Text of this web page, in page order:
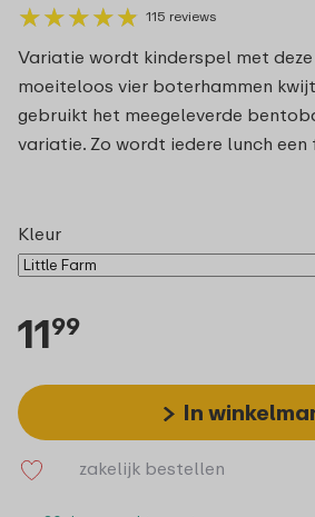
★★★★★
★★★★★ 115 reviews
Variatie wordt kinderspel met
moeiteloos vier boterhammen
gebruikt het meegeleverde
variatie. Zo wordt iedere lunch een
Kleur
1199
In
zakelijk bestellen